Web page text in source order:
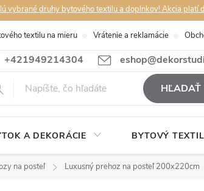
vybrané druhy bytového textilu a doplnkov! Akcia platí
+421949214304
textilu na mieru Vrátenie a reklamácie
HĽADAŤ
A DEKORÁCIE BYTOVÝ TEXTIL
na posteľ Luxusný prehoz na posteľ 200x220cm